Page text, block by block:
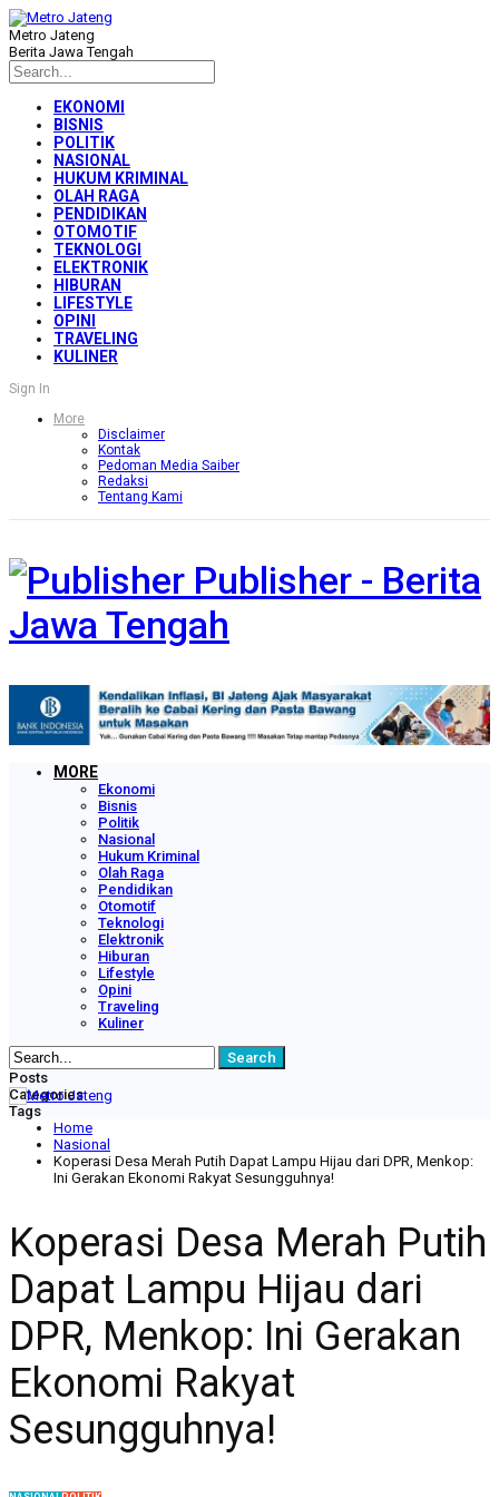
Metro Jateng
Berita Jawa Tengah
EKONOMI
BISNIS
POLITIK
NASIONAL
HUKUM KRIMINAL
OLAH RAGA
PENDIDIKAN
OTOMOTIF
TEKNOLOGI
ELEKTRONIK
HIBURAN
LIFESTYLE
OPINI
TRAVELING
KULINER
Sign In
More
Disclaimer
Kontak
Pedoman Media Saiber
Redaksi
Tentang Kami
Publisher - Berita
Jawa Tengah
MORE
Ekonomi
Bisnis
Politik
Nasional
Hukum Kriminal
Olah Raga
Pendidikan
Otomotif
Teknologi
Elektronik
Hiburan
Lifestyle
Opini
Traveling
Kuliner
Posts
Categories
Tags
Home
Nasional
Koperasi Desa Merah Putih Dapat Lampu Hijau dari DPR, Menkop:
Ini Gerakan Ekonomi Rakyat Sesungguhnya!
Koperasi Desa Merah Putih
Dapat Lampu Hijau dari
DPR, Menkop: Ini Gerakan
Ekonomi Rakyat
Sesungguhnya!